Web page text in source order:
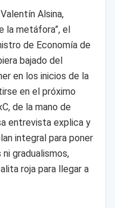
Alsina,
la metáfora”, el
de Economía de
bajado del
en los inicios de la
en el próximo
de la mano de
entrevista explica y
integral para poner
gradualismos,
roja para llegar a